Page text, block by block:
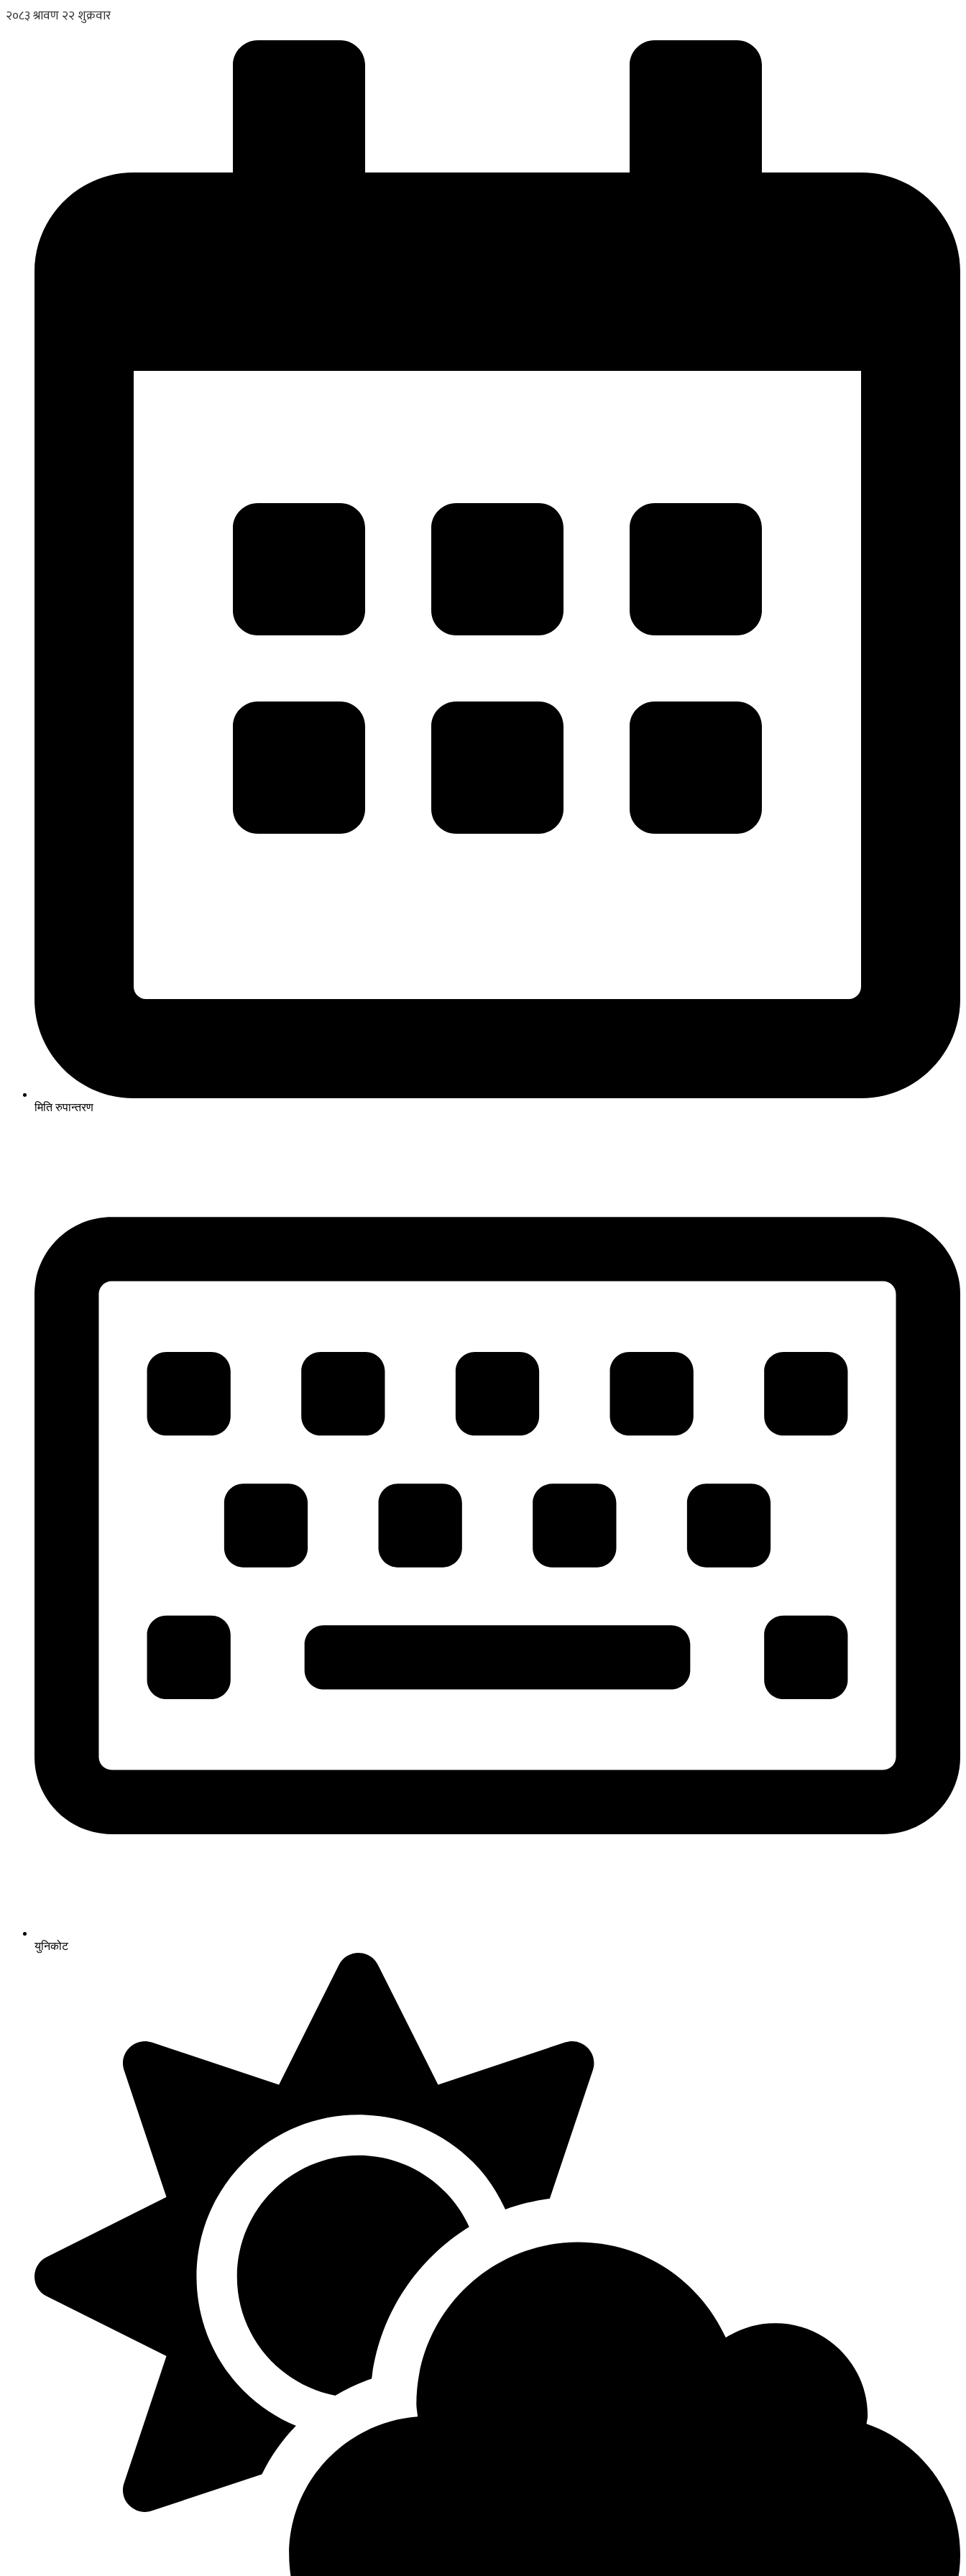
मिति रुपान्तरण
युनिकोट